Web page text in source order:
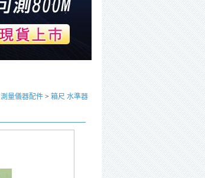
測量儀器配件 > 箱尺 水準器